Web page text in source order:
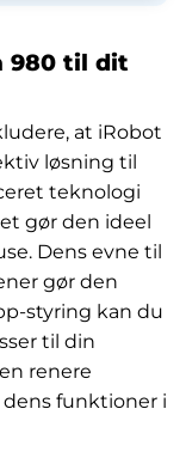
980 til dit
at iRobot
løsning til
teknologi
gør den ideel
Dens evne til
gør den
styring kan du
til din
renere
funktioner i